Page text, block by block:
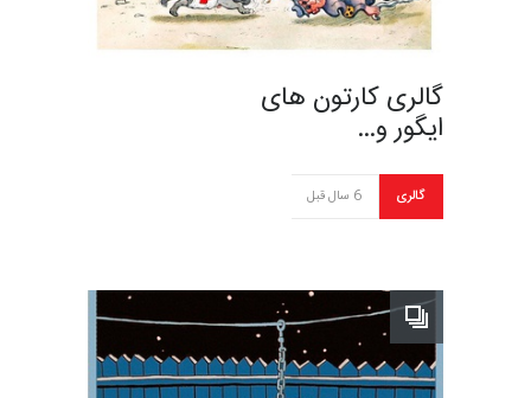
گالری کارتون های
ایگور و…
گالری 6 سال قبل